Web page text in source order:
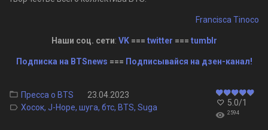
Francisca Tinoco
Наши соц. сети: VK=== twitter === tumblr
Подписка на BTSnews === Подписывайся на дзен-канал!
5.0/1
2594
Пресса о BTS
23.04.2023
Хосок, J-Hope, шуга, бтс, BTS, Suga